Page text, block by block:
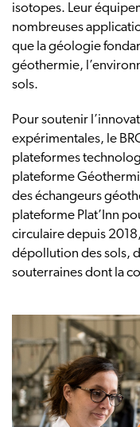
isotopes. Leur
nombreuses
que la géologie
géothermie,
sols.
Pour soutenir
expérimentales, le
plateformes
plateforme
des échangeurs
plateforme Plat’Inn
circulaire depuis
dépollution des sols,
souterraines dont la